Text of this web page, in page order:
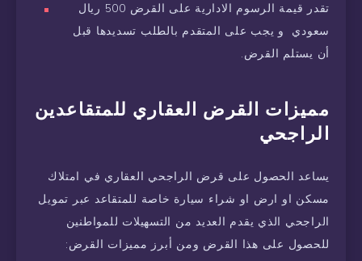
تقدر قيمة الرسوم الادارية على القرض 500 ريال
سعودي و يجب على المتقدم بالطلب تسديدها قبل
أن يستلم القرض.
مميزات القرض العقاري للمتقاعدين
الراجحي
يساعد الحصول على قرض الراجحي العقاري في امتلاك
مسكن او ارض او شراء سيارة خاصة للمتقاعد عبر تمويل
الراجحي الذي يقدم العديد من التسهيلات للمواطنين
للحصول على هذا القرض ومن أبرز مميزات القرض: